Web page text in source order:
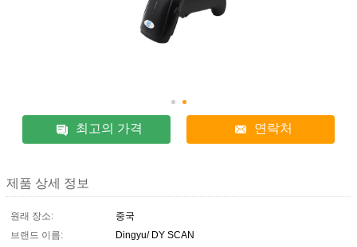
최고의 가격 연락처
제품 상세 정보
원래 장소:
중국
브랜드 이름:
Dingyu/ DY SCAN